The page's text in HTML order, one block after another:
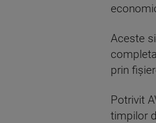
Aceste
prin
Potrivit
timpilor